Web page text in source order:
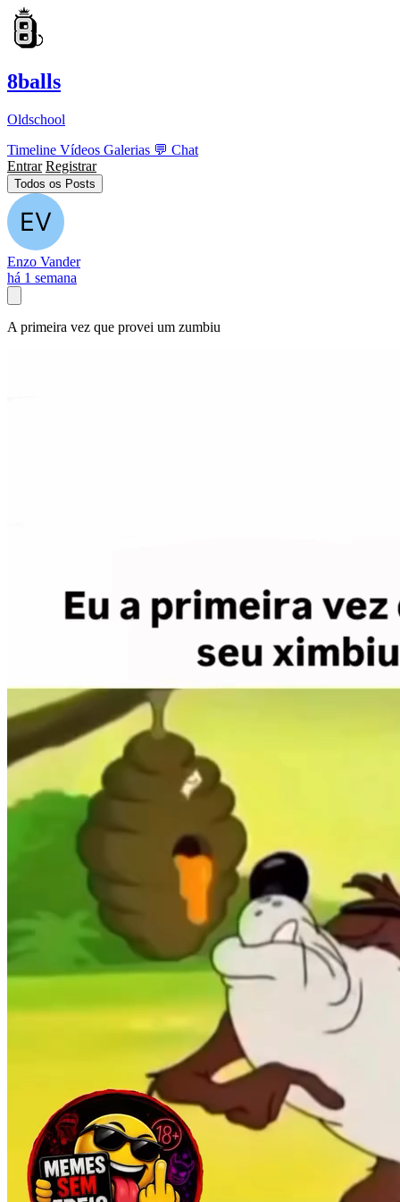
8balls
Oldschool
Timeline Vídeos Galerias 💬 Chat
Entrar Registrar
Todos os Posts
Enzo Vander
há 1 semana
A primeira vez que provei um zumbiu